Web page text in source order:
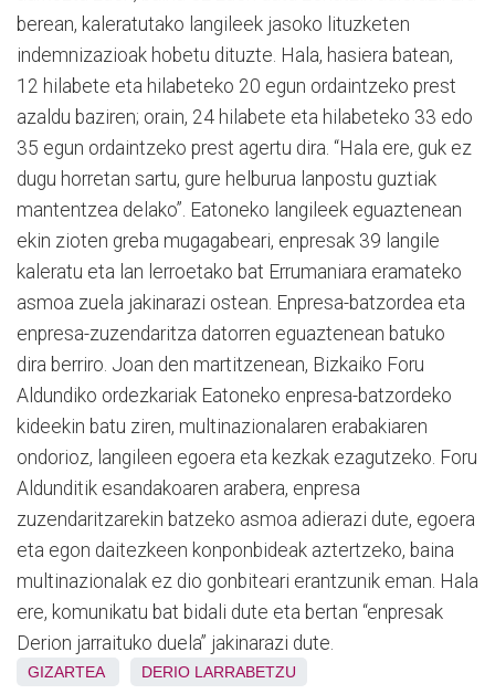
berean, kaleratutako langileek jasoko lituzketen
indemnizazioak hobetu dituzte. Hala, hasiera batean,
12 hilabete eta hilabeteko 20 egun ordaintzeko prest
azaldu baziren; orain, 24 hilabete eta hilabeteko 33 edo
35 egun ordaintzeko prest agertu dira. “Hala ere, guk ez
dugu horretan sartu, gure helburua lanpostu guztiak
mantentzea delako”. Eatoneko langileek eguaztenean
ekin zioten greba mugagabeari, enpresak 39 langile
kaleratu eta lan lerroetako bat Errumaniara eramateko
asmoa zuela jakinarazi ostean. Enpresa-batzordea eta
enpresa-zuzendaritza datorren eguaztenean batuko
dira berriro. Joan den martitzenean, Bizkaiko Foru
Aldundiko ordezkariak Eatoneko enpresa-batzordeko
kideekin batu ziren, multinazionalaren erabakiaren
ondorioz, langileen egoera eta kezkak ezagutzeko. Foru
Aldunditik esandakoaren arabera, enpresa
zuzendaritzarekin batzeko asmoa adierazi dute, egoera
eta egon daitezkeen konponbideak aztertzeko, baina
multinazionalak ez dio gonbiteari erantzunik eman. Hala
ere, komunikatu bat bidali dute eta bertan “enpresak
Derion jarraituko duela” jakinarazi dute.
GIZARTEA DERIO LARRABETZU